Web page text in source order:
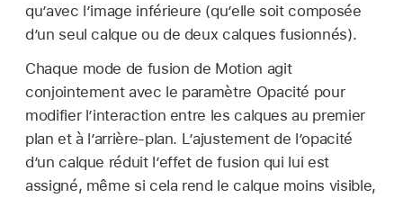
qu’avec l’image inférieure (qu’elle soit composée
d’un seul calque ou de deux calques fusionnés).
Chaque mode de fusion de Motion agit
conjointement avec le paramètre Opacité pour
modifier l’interaction entre les calques au premier
plan et à l’arrière-plan. L’ajustement de l’opacité
d’un calque réduit l’effet de fusion qui lui est
assigné, même si cela rend le calque moins visible,